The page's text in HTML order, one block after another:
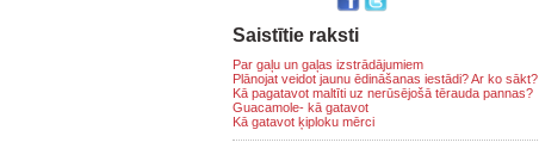
Saistītie raksti
Par gaļu un gaļas izstrādājumiem
Plānojat veidot jaunu ēdināšanas iestādi? Ar ko sākt?
Kā pagatavot maltīti uz nerūsējošā tērauda pannas?
Guacamole- kā gatavot
Kā gatavot ķiploku mērci